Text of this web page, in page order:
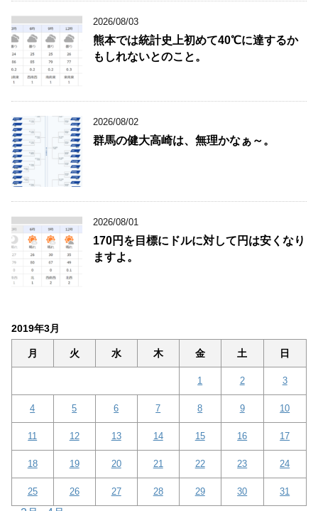
2026/08/03
熊本では統計史上初めて40℃に達するか
もしれないとのこと。
2026/08/02
群馬の健大高崎は、無理かなぁ～。
2026/08/01
170円を目標にドルに対して円は安くなり
ますよ。
2019年3月
月 火 水 木 金 土 日
1 2 3
4 5 6 7 8 9 10
11 12 13 14 15 16 17
18 19 20 21 22 23 24
25 26 27 28 29 30 31